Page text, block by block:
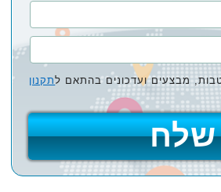
מבצעים ועדכונים בהתאם לתקנון